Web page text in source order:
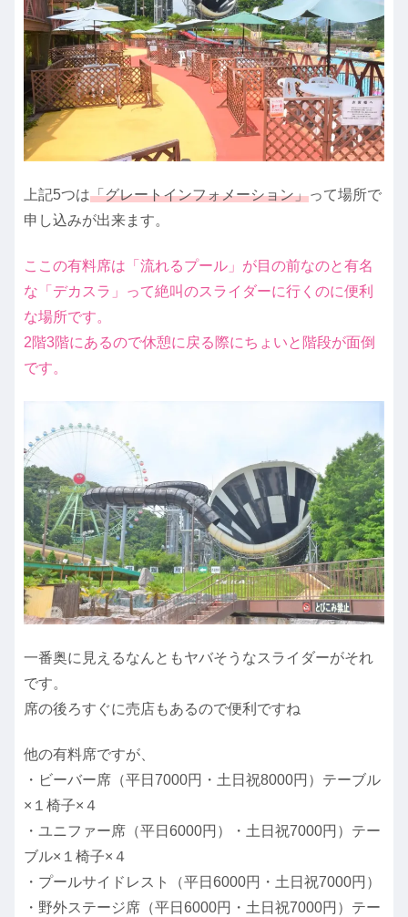
上記5つは「グレートインフォメーション」って場所で
申し込みが出来ます。
ここの有料席は「流れるプール」が目の前なのと有名
な「デカスラ」って絶叫のスライダーに行くのに便利
な場所です。
2階3階にあるので休憩に戻る際にちょいと階段が面倒
です。
一番奥に見えるなんともヤバそうなスライダーがそれ
です。
席の後ろすぐに売店もあるので便利ですね
他の有料席ですが、
・ビーバー席（平日7000円・土日祝8000円）テーブル
×１椅子×４
・ユニファー席（平日6000円）・土日祝7000円）テー
ブル×１椅子×４
・プールサイドレスト（平日6000円・土日祝7000円）
・野外ステージ席（平日6000円・土日祝7000円）テー